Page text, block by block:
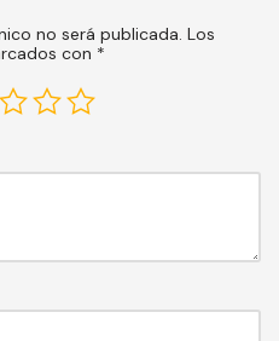
no será publicada. Los
con *